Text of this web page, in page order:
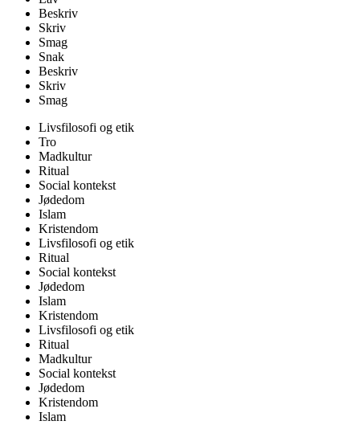
Beskriv
Skriv
Smag
Snak
Beskriv
Skriv
Smag
Livsfilosofi og etik
Tro
Madkultur
Ritual
Social kontekst
Jødedom
Islam
Kristendom
Livsfilosofi og etik
Ritual
Social kontekst
Jødedom
Islam
Kristendom
Livsfilosofi og etik
Ritual
Madkultur
Social kontekst
Jødedom
Kristendom
Islam